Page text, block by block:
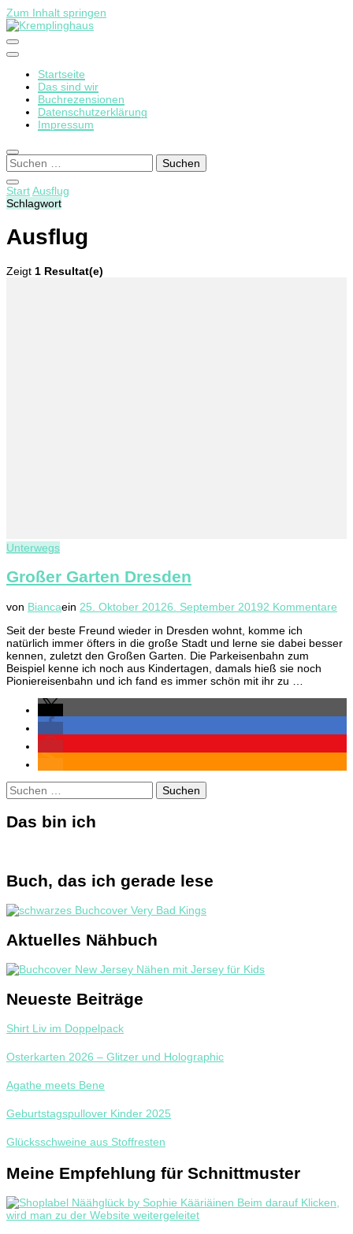
Zum Inhalt springen
Kremplinghaus
Startseite
Das sind wir
Buchrezensionen
Datenschutzerklärung
Impressum
Suchen
nach:
StartAusflug
Schlagwort
Ausflug
Zeigt 1 Resultat(e)
Unterwegs
Großer Garten Dresden
von Biancaein 25. Oktober 20126. September 20192 Kommentare
Seit der beste Freund wieder in Dresden wohnt, komme ich
natürlich immer öfters in die große Stadt und lerne sie dabei besser
kennen, zuletzt den Großen Garten. Die Parkeisenbahn zum
Beispiel kenne ich noch aus Kindertagen, damals hieß sie noch
Pioniereisenbahn und ich fand es immer schön mit ihr zu …
Suchen
nach:
Das bin ich
Buch, das ich gerade lese
Aktuelles Nähbuch
Neueste Beiträge
Shirt Liv im Doppelpack
Osterkarten 2026 – Glitzer und Holographic
Agathe meets Bene
Geburtstagspullover Kinder 2025
Glücksschweine aus Stoffresten
Meine Empfehlung für Schnittmuster